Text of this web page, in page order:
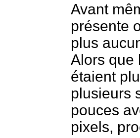
Avant
présente
plus
Alors que
étaient
plusieurs
pouces
pixels,